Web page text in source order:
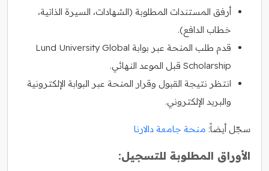
أرفق المستندات المطلوبة (الشهادات، السيرة الذاتية،
خطاب الدافع).
قدم طلب المنحة عبر بوابة Lund University Global
Scholarship قبل الموعد النهائي.
انتظر نتيجة القبول وقرار المنحة عبر البوابة الإلكترونية
والبريد الإلكتروني.
سجّل أيضاً: منحة جامعة دالارنا
الأوراق المطلوبة للتسجيل: